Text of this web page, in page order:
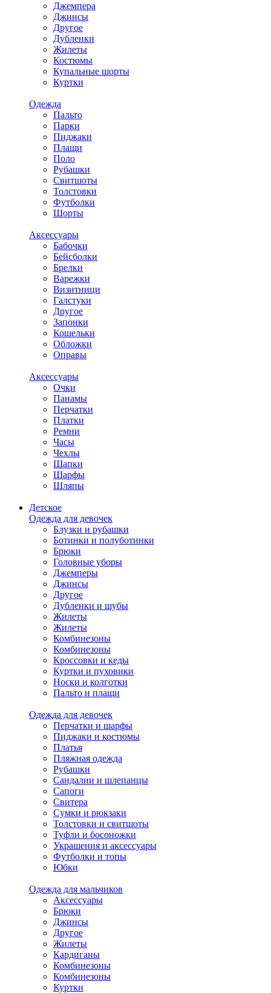
Джемпера
Джинсы
Другое
Дубленки
Жилеты
Костюмы
Купальные шорты
Куртки
Одежда
Пальто
Парки
Пиджаки
Плащи
Поло
Рубашки
Свитшоты
Толстовки
Футболки
Шорты
Аксессуары
Бабочки
Бейсболки
Брелки
Варежки
Визитници
Галстуки
Другое
Запонки
Кошельки
Обложки
Оправы
Аксессуары
Очки
Панамы
Перчатки
Платки
Ремни
Часы
Чехлы
Шапки
Шарфы
Шляпы
Детское
Одежда для девочек
Блузки и рубашки
Ботинки и полуботинки
Брюки
Головные уборы
Джемперы
Джинсы
Другое
Дубленки и шубы
Жилеты
Жилеты
Комбинезоны
Комбинезоны
Кроссовки и кеды
Куртки и пуховики
Носки и колготки
Пальто и плащи
Одежда для девочек
Перчатки и шарфы
Пиджаки и костюмы
Платья
Пляжная одежда
Рубашки
Сандалии и шлепанцы
Сапоги
Свитера
Сумки и рюкзаки
Толстовки и свитшоты
Туфли и босоножки
Украшения и аксессуары
Футболки и топы
Юбки
Одежда для мальчиков
Аксессуары
Брюки
Джинсы
Другое
Жилеты
Кардиганы
Комбинезоны
Комбинезоны
Куртки